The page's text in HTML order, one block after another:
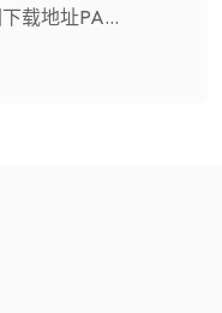
载地址PA...